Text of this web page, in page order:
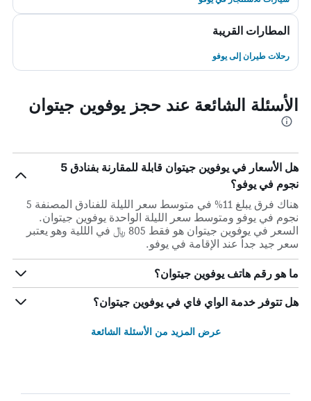
المطارات القريبة
رحلات طيران إلى يوفو
الأسئلة الشائعة عند حجز يوفوين جيتوان
هل الأسعار في يوفوين جيتوان قابلة للمقارنة بفنادق 5
نجوم في يوفو؟
هناك فرق يبلغ 11% في متوسط ​​سعر الليلة للفنادق المصنفة 5
نجوم في يوفو ومتوسط ​​سعر الليلة الواحدة يوفوين جيتوان.
السعر في يوفوين جيتوان هو فقط 805 ﷼ في الللية وهو يعتبر
سعر جيد جداً عند الإقامة في يوفو.
ما هو رقم هاتف يوفوين جيتوان؟
هل تتوفر خدمة الواي فاي في يوفوين جيتوان؟
عرض المزيد من الأسئلة الشائعة